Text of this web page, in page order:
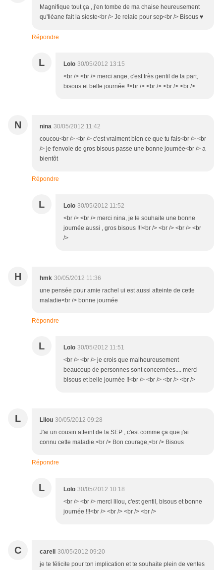
Magnifique tout ça , j'en tombe de ma chaise heureusement
qu'Iléane fait la sieste<br /> Je relaie pour sep<br /> Bisous ♥
Répondre
L Lolo 30/05/2012 13:15
<br /> <br /> merci ange, c'est très gentil de ta part,
bisous et belle journée !!<br /> <br /> <br /> <br />
N nina 30/05/2012 11:42
coucou<br /> <br /> c'est vraiment bien ce que tu fais<br /> <br
/> je t'envoie de gros bisous passe une bonne journée<br /> a
bientôt
Répondre
L Lolo 30/05/2012 11:52
<br /> <br /> merci nina, je te souhaite une bonne
journée aussi , gros bisous !!!<br /> <br /> <br /> <br
/>
H hmk 30/05/2012 11:36
une pensée pour amie rachel ui est aussi atteinte de cette
maladie<br /> bonne journée
Répondre
L Lolo 30/05/2012 11:51
<br /> <br /> je crois que malheureusement
beaucoup de personnes sont concernées.... merci
bisous et belle journée !!<br /> <br /> <br /> <br />
L Lilou 30/05/2012 09:28
J'ai un cousin atteint de la SEP , c'est comme ça que j'ai
connu cette maladie.<br /> Bon courage,<br /> Bisous
Répondre
L Lolo 30/05/2012 10:18
<br /> <br /> merci lilou, c'est gentil, bisous et bonne
journée !!!<br /> <br /> <br /> <br />
C careli 30/05/2012 09:20
je te félicite pour ton implication et te souhaite plein de ventes